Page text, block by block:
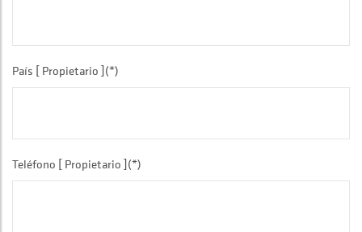
País [ Propietario ](*)
Teléfono [ Propietario ](*)